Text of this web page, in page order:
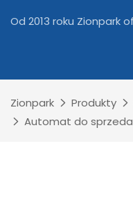
Od 2013 roku Zionpark
Zionpark Produkty
Automat do